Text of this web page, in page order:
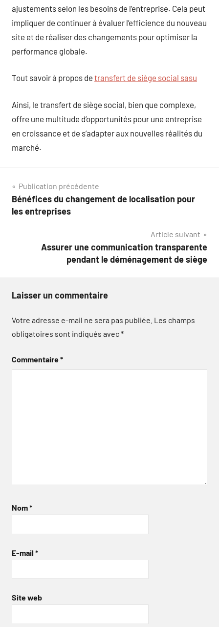
ajustements selon les besoins de l’entreprise. Cela peut
impliquer de continuer à évaluer l’efficience du nouveau
site et de réaliser des changements pour optimiser la
performance globale.
Tout savoir à propos de transfert de siège social sasu
Ainsi, le transfert de siège social, bien que complexe,
offre une multitude d’opportunités pour une entreprise
en croissance et de s’adapter aux nouvelles réalités du
marché.
Navigation
de
Publication précédente
Bénéfices du changement de localisation pour
les entreprises
Article suivant
Assurer une communication transparente
pendant le déménagement de siège
Laisser un commentaire
Votre adresse e-mail ne sera pas publiée. Les champs
obligatoires sont indiqués avec*
Commentaire*
Nom*
E-mail *
Site web